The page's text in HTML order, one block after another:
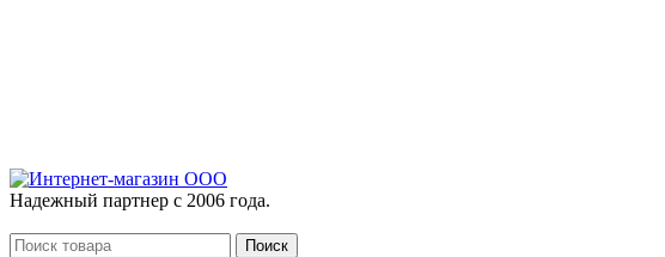
Надежный партнер с 2006 года.
Поиск